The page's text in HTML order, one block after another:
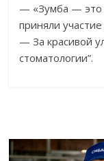
— «Зумба — это
приняли
— За красивой
стоматологии”.